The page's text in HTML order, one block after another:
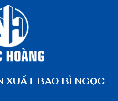
XUẤT BAO BÌ NGỌC